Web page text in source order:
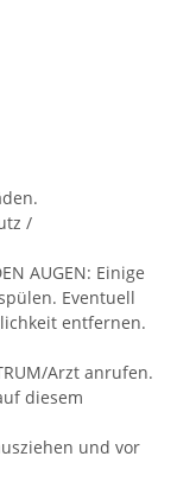
/
AUGEN: Einige
Eventuell
entfernen.
Arzt anrufen.
diesem
und vor